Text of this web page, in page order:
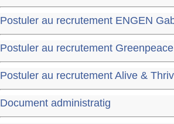
Postuler au recrutement ENGEN
Postuler au recrutement
Postuler au recrutement Alive &
Document administratig